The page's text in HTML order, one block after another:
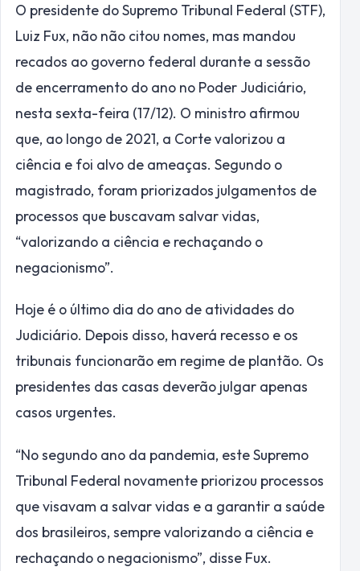
O presidente do Supremo Tribunal Federal (STF),
Luiz Fux, não não citou nomes, mas mandou
recados ao governo federal durante a sessão
de encerramento do ano no Poder Judiciário,
nesta sexta-feira (17/12). O ministro afirmou
que, ao longo de 2021, a Corte valorizou a
ciência e foi alvo de ameaças. Segundo o
magistrado, foram priorizados julgamentos de
processos que buscavam salvar vidas,
“valorizando a ciência e rechaçando o
negacionismo”.
Hoje é o último dia do ano de atividades do
Judiciário. Depois disso, haverá recesso e os
tribunais funcionarão em regime de plantão. Os
presidentes das casas deverão julgar apenas
casos urgentes.
“No segundo ano da pandemia, este Supremo
Tribunal Federal novamente priorizou processos
que visavam a salvar vidas e a garantir a saúde
dos brasileiros, sempre valorizando a ciência e
rechaçando o negacionismo”, disse Fux.